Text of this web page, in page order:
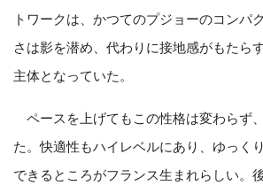
トワークは、かつてのプジョーのコンパ
さは影を潜め、代わりに接地感がもたら
主体となっていた。
ペースを上げてもこの性格は変わらず
た。快適性もハイレベルにあり、ゆっく
できるところがフランス生まれらしい。